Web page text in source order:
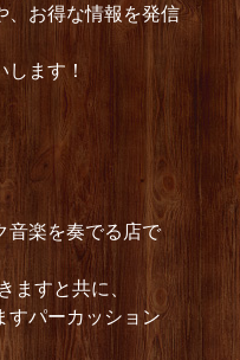
、お得な情報を発信
ます！
音楽を奏でる店で
ますと共に、
すパーカッション